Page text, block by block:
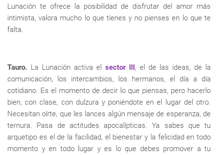
Lunación te ofrece la posibilidad de disfrutar del amor más
intimista, valora mucho lo que tienes y no pienses en lo que te
falta.
Tauro. La Lunación activa el sector III, el de las ideas, de la
comunicación, los intercambios, los hermanos, el día a día
cotidiano. Es el momento de decir lo que piensas, pero hacerlo
bien, con clase, con dulzura y poniéndote en el lugar del otro.
Necesitan oírte, que les lances algún mensaje de esperanza, de
ternura. Pasa de actitudes apocalípticas. Ya sabes que tu
arquetipo es el de la facilidad, el bienestar y la felicidad en todo
momento y en todo lugar y es lo que debes promover a tu